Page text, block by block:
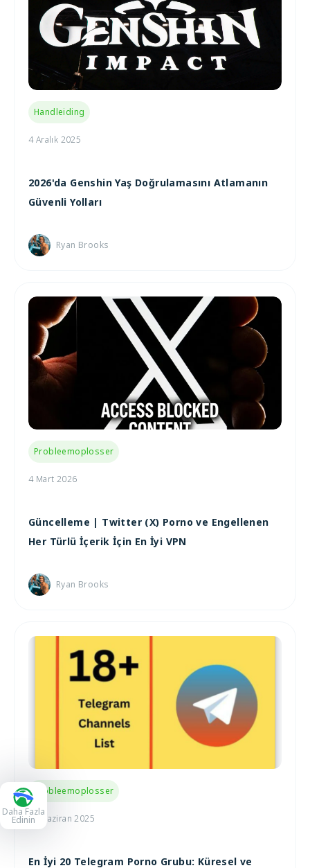
Handleiding
4 Aralık 2025
2026'da Genshin Yaş Doğrulamasını Atlamanın
Güvenli Yolları
Ryan Brooks
Probleemoplosser
4 Mart 2026
Güncelleme | Twitter (X) Porno ve Engellenen
Her Türlü İçerik İçin En İyi VPN
Ryan Brooks
Probleemoplosser
26 Haziran 2025
En İyi 20 Telegram Porno Grubu: Küresel ve
Daha Fazla
Edinin